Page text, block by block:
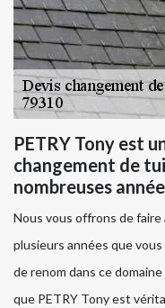
PETRY Tony est
changement de
nombreuses
Nous vous offrons de faire
plusieurs années que
de renom dans ce
que PETRY Tony est